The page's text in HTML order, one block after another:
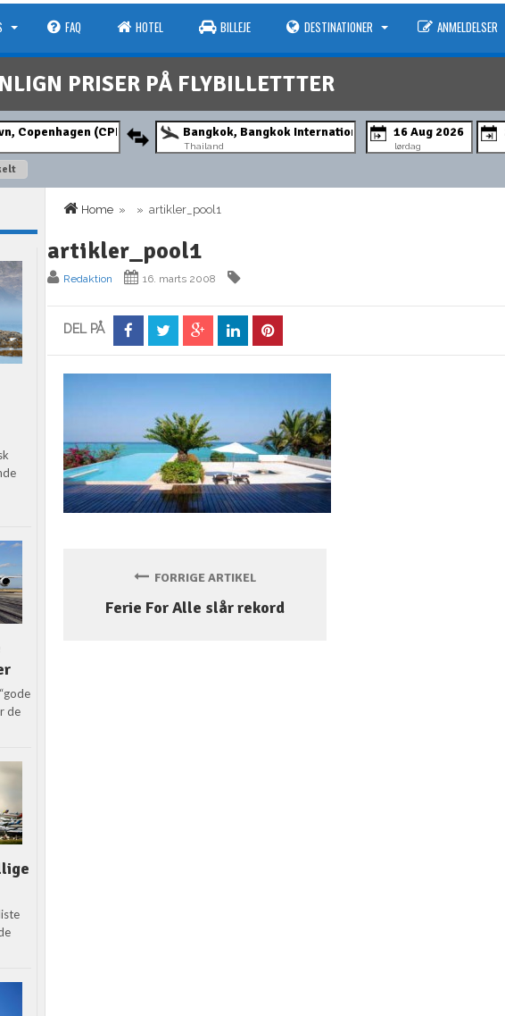
FAQ HOTEL BILLEJE DESTINATIONER ANMELDELSER
PRISER PÅ FLYBILLETTTER
Thailand lørdag
Home » » artikler_pool1
artikler_pool1
Redaktion 16. marts 2008
DEL PÅ
FORRIGE ARTIKEL
Ferie For Alle slår rekord
de